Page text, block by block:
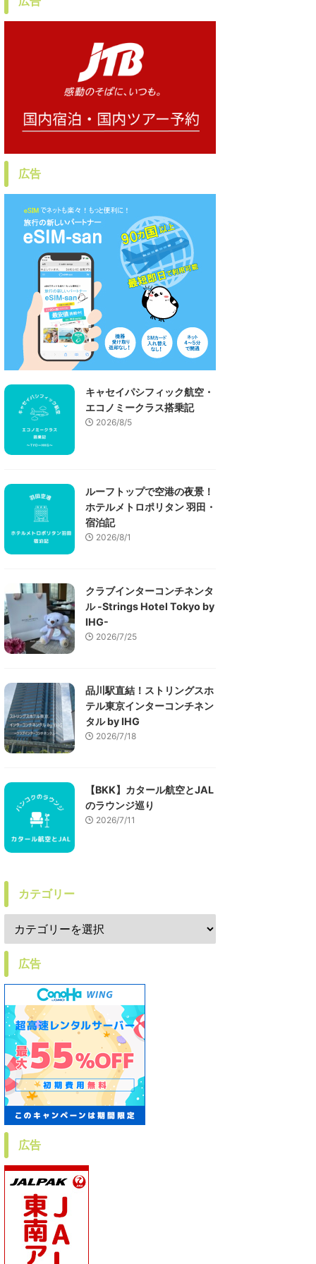
広告
キャセイパシフィック航空・
エコノミークラス搭乗記
2026/8/5
ルーフトップで空港の夜景！
ホテルメトロポリタン 羽田・
宿泊記
2026/8/1
クラブインターコンチネンタ
ル -Strings Hotel Tokyo by
IHG-
2026/7/25
品川駅直結！ストリングスホ
テル東京インターコンチネン
タル by IHG
2026/7/18
【BKK】カタール航空とJAL
のラウンジ巡り
2026/7/11
カテゴリー
広告
広告